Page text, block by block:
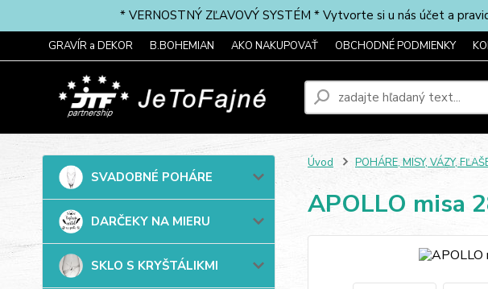
* VERNOSTNÝ ZĽAVOVÝ SYSTÉM * Vytvorte si u nás účet a
GRAVÍR a DEKOR B.BOHEMIAN AKO NAKUPOVAŤ OBCHODNÉ PODMIENKY
SVADOBNÉ POHÁRE
DARČEKY NA MIERU
SKLO S KRYŠTÁLIKMI
Úvod POHÁRE, MISY, VÁZY,
APOLLO misa